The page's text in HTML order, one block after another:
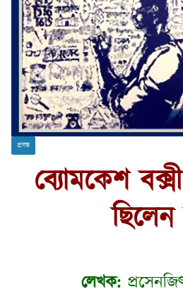
প্রবন্ধ
ব্যোমকেশ
ছিলেন
লেখক: